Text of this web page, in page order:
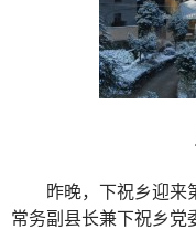
昨晚，下祝乡迎来
常务副县长兼下祝乡党